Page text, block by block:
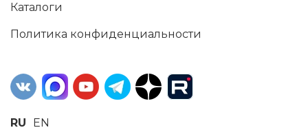
Каталоги
Политика конфиденциальности
RU EN